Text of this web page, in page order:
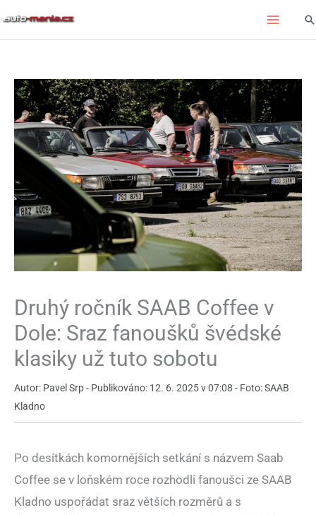
Druhý ročník SAAB Coffee v
Dole: Sraz fanoušků švédské
klasiky už tuto sobotu
Autor: Pavel Srp - Publikováno: 12. 6. 2025 v 07:08 - Foto: SAAB
Kladno
Po desítkách komornějších setkání s názvem Saab
Coffee se v loňském roce rozhodli fanoušci ze SAAB
Kladno uspořádat sraz větších rozměrů a s